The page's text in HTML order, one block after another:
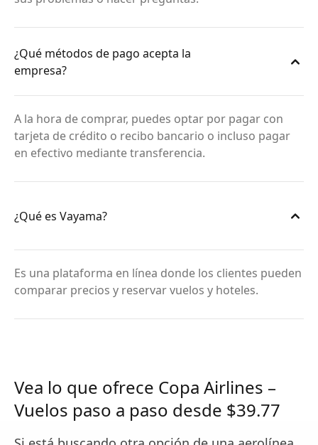
¿Qué métodos de pago acepta la
empresa?
A la hora de comprar, puedes optar por pagar con
tarjeta de crédito o recibo bancario o incluso pagar
en efectivo mediante transferencia.
¿Qué es Vayama?
Es una plataforma en línea donde los clientes pueden
comparar precios y reservar vuelos y hoteles.
Vea lo que ofrece Copa Airlines –
Vuelos paso a paso desde $39.77